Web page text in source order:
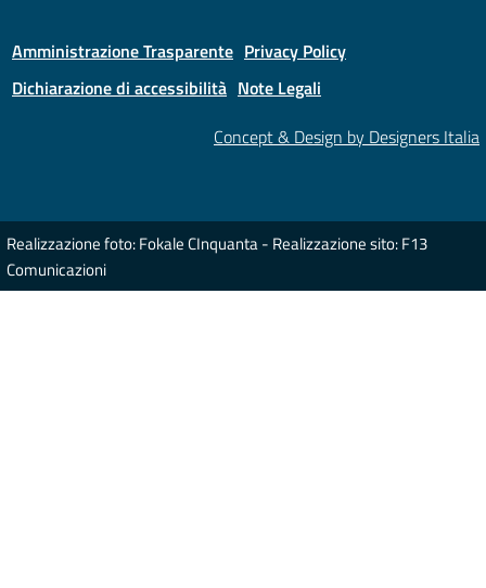
Amministrazione Trasparente Privacy Policy
Dichiarazione di accessibilità Note Legali
Concept & Design by Designers Italia
Realizzazione foto: Fokale CInquanta - Realizzazione sito: F13
Comunicazioni